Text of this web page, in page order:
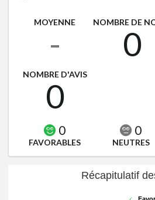
MOYENNE
-
NOMBRE DE
0
NOMBRE D'AVIS
0
0
FAVORABLES
0
NEUTRES
Récapitulatif